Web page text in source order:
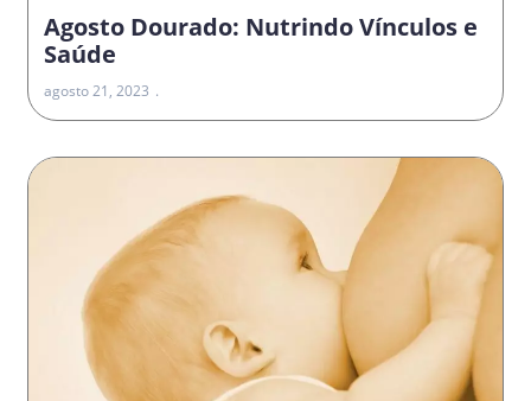
Agosto Dourado: Nutrindo Vínculos e
Saúde
agosto 21, 2023